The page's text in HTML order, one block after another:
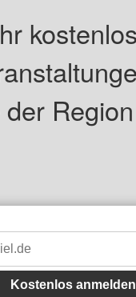
Kostenlos anmelden